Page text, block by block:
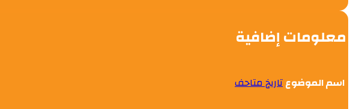
معلومات إضافية
اسم الموضوعتاريخ متاحف